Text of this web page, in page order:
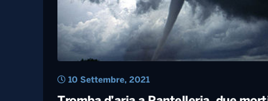
10 Settembre, 2021